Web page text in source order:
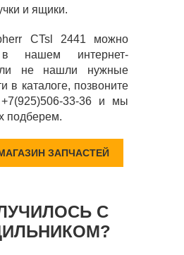
и ящики.
CTsl 2441 можно
в нашем интернет-
не нашли нужные
в каталоге, позвоните
33-36 и мы
подберем.
ЗАПЧАСТЕЙ
С